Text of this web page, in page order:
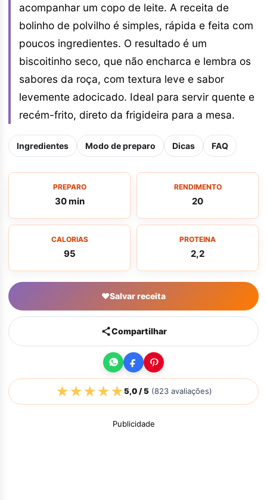
acompanhar um copo de leite. A receita de
bolinho de polvilho é simples, rápida e feita com
poucos ingredientes. O resultado é um
biscoitinho seco, que não encharca e lembra os
sabores da roça, com textura leve e sabor
levemente adocicado. Ideal para servir quente e
recém-frito, direto da frigideira para a mesa.
Ingredientes Modo de preparo Dicas FAQ
PREPARO
30 min
RENDIMENTO
20
CALORIAS
95
PROTEINA
2,2
♥Salvar receita
Compartilhar
★★★★★5,0/ 5(823avaliações)
Publicidade